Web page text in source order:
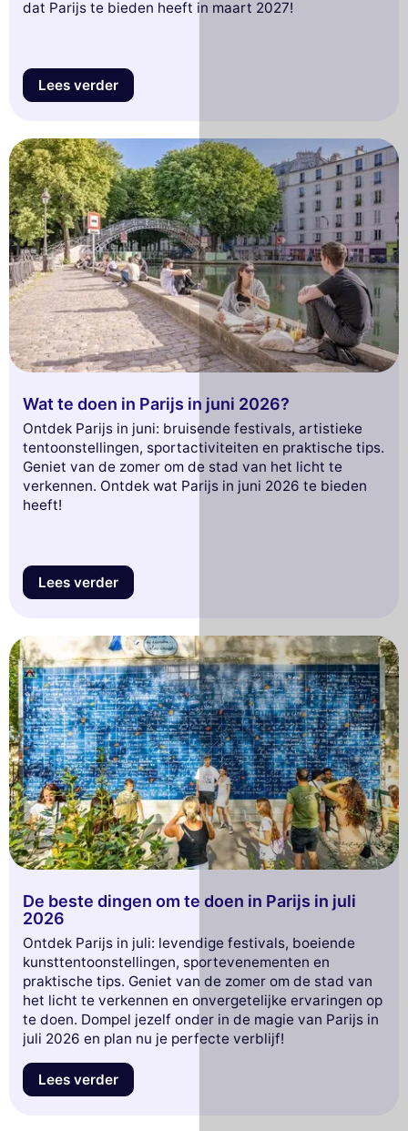
dat Parijs te bieden heeft in maart 2027!
Lees verder
Wat te doen in Parijs in juni 2026?
Ontdek Parijs in juni: bruisende festivals, artistieke
tentoonstellingen, sportactiviteiten en praktische tips.
Geniet van de zomer om de stad van het licht te
verkennen. Ontdek wat Parijs in juni 2026 te bieden
heeft!
Lees verder
De beste dingen om te doen in Parijs in juli
2026
Ontdek Parijs in juli: levendige festivals, boeiende
kunsttentoonstellingen, sportevenementen en
praktische tips. Geniet van de zomer om de stad van
het licht te verkennen en onvergetelijke ervaringen op
te doen. Dompel jezelf onder in de magie van Parijs in
juli 2026 en plan nu je perfecte verblijf!
Lees verder